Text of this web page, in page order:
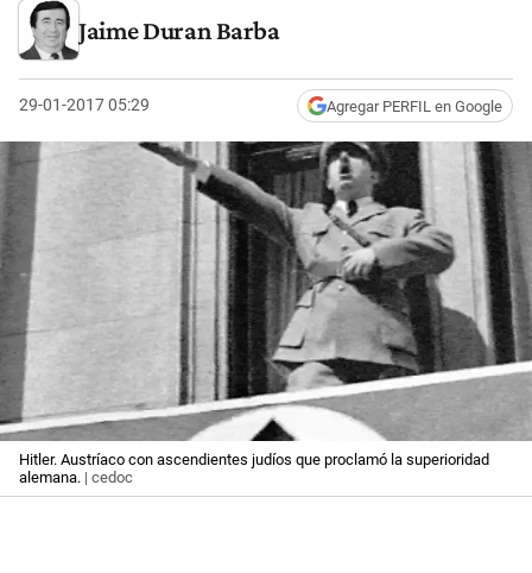
Jaime Duran Barba
29-01-2017 05:29 Agregar PERFIL en Google
Hitler. Austríaco con ascendientes judíos que proclamó la superioridad
alemana. | cedoc